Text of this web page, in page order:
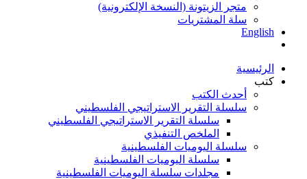
متجر الزيتونة (النسخة الإلكترونية)
سلة المشتريات
English
الرئيسية
كتب
أحدث الكتب
سلسلة التقرير الاستراتيجي الفلسطيني
سلسلة التقرير الاستراتيجي الفلسطيني
الملخص التنفيذي
سلسلة اليوميات الفلسطينية
سلسلة اليوميات الفلسطينية
مجلدات سلسلة اليوميات الفلسطينية